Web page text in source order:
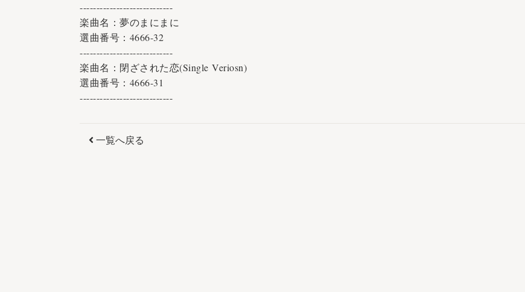
----------------------------
楽曲名：夢のまにまに
選曲番号：4666-32
----------------------------
楽曲名：閉ざされた恋(Single Veriosn)
選曲番号：4666-31
----------------------------
一覧へ戻る